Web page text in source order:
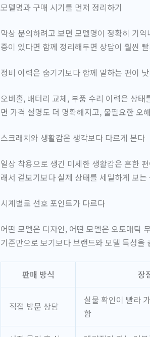
모델명과 구매 시기를 먼저 정리하기
막상 문의하려고 보면 모델명이 정확히 기
증이 있다면 함께 정리해두면 상담이 훨씬
정비 이력은 숨기기보다 함께 말하는 편이
오버홀, 배터리 교체, 부품 수리 이력은 상
면 가격 설명도 더 명확해지고, 불필요한 오
스크래치와 생활감은 생각보다 다르게 본다
일상 착용으로 생긴 미세한 생활감은 흔한
래서 겉보기보다 실제 상태를 세밀하게 보
시계별로 선호 포인트가 다르다
어떤 모델은 디자인, 어떤 모델은 오토매틱
기준만으로 보기보다 브랜드와 모델 특성을
판매 방식 장
직접 방문 상담
실물 확인이 빨라
함